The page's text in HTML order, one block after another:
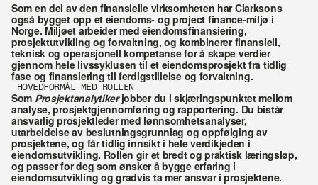
Som en del av den finansielle virksomheten har Clarksons
også bygget opp et eiendoms- og project finance-miljø i
Norge. Miljøet arbeider med eiendomsfinansiering,
prosjektutvikling og forvaltning, og kombinerer finansiell,
teknisk og operasjonell kompetanse for å skape verdier
gjennom hele livssyklusen til et eiendomsprosjekt fra tidlig
fase og finansiering til ferdigstillelse og forvaltning.
HOVEDFORMÅL MED ROLLEN
Som Prosjektanalytiker jobber du i skjæringspunktet mellom
analyse, prosjektgjennomføring og rapportering. Du bistår
ansvarlig prosjektleder med lønnsomhetsanalyser,
utarbeidelse av beslutningsgrunnlag og oppfølging av
prosjektene, og får tidlig innsikt i hele verdikjeden i
eiendomsutvikling. Rollen gir et bredt og praktisk læringsløp,
og passer for deg som ønsker å bygge erfaring i
eiendomsutvikling og gradvis ta mer ansvar i prosjektene.